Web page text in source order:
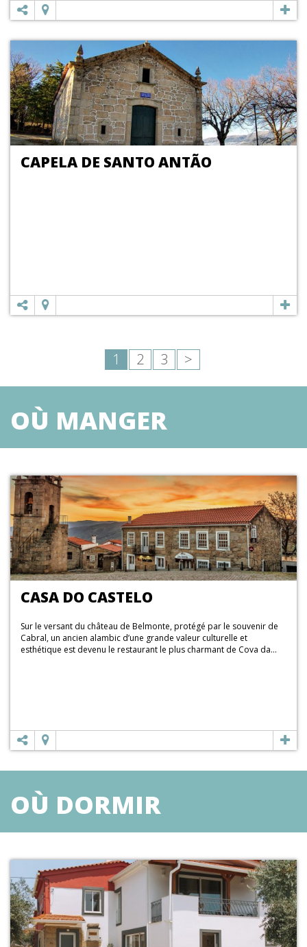
CAPELA DE SANTO ANTÃO
1 2 3 >
OÙ MANGER
CASA DO CASTELO
Sur le versant du château de Belmonte, protégé par le souvenir de
Cabral, un ancien alambic d’une grande valeur culturelle et
esthétique est devenu le restaurant le plus charmant de Cova da...
OÙ DORMIR